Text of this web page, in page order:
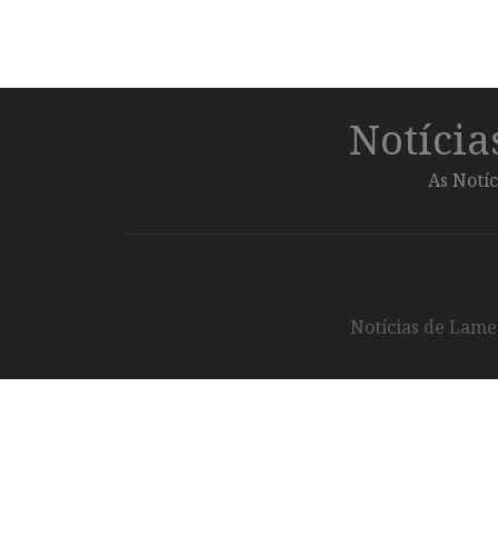
As
Notícias de